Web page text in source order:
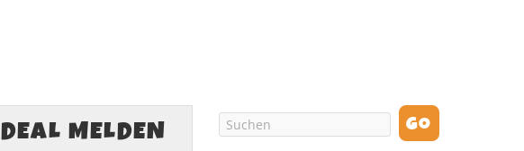
DEAL MELDEN